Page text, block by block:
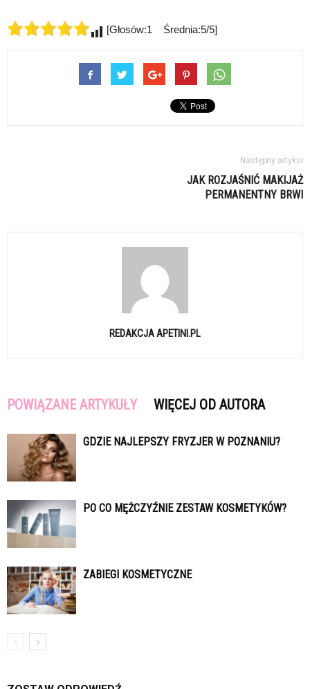
[Głosów:1 Średnia:5/5]
Następny artykuł
JAK ROZJAŚNIĆ MAKIJAŻ
PERMANENTNY BRWI
REDAKCJA APETINI.PL
POWIĄZANE ARTYKUŁY WIĘCEJ OD AUTORA
GDZIE NAJLEPSZY FRYZJER W POZNANIU?
PO CO MĘŻCZYŹNIE ZESTAW KOSMETYKÓW?
ZABIEGI KOSMETYCZNE